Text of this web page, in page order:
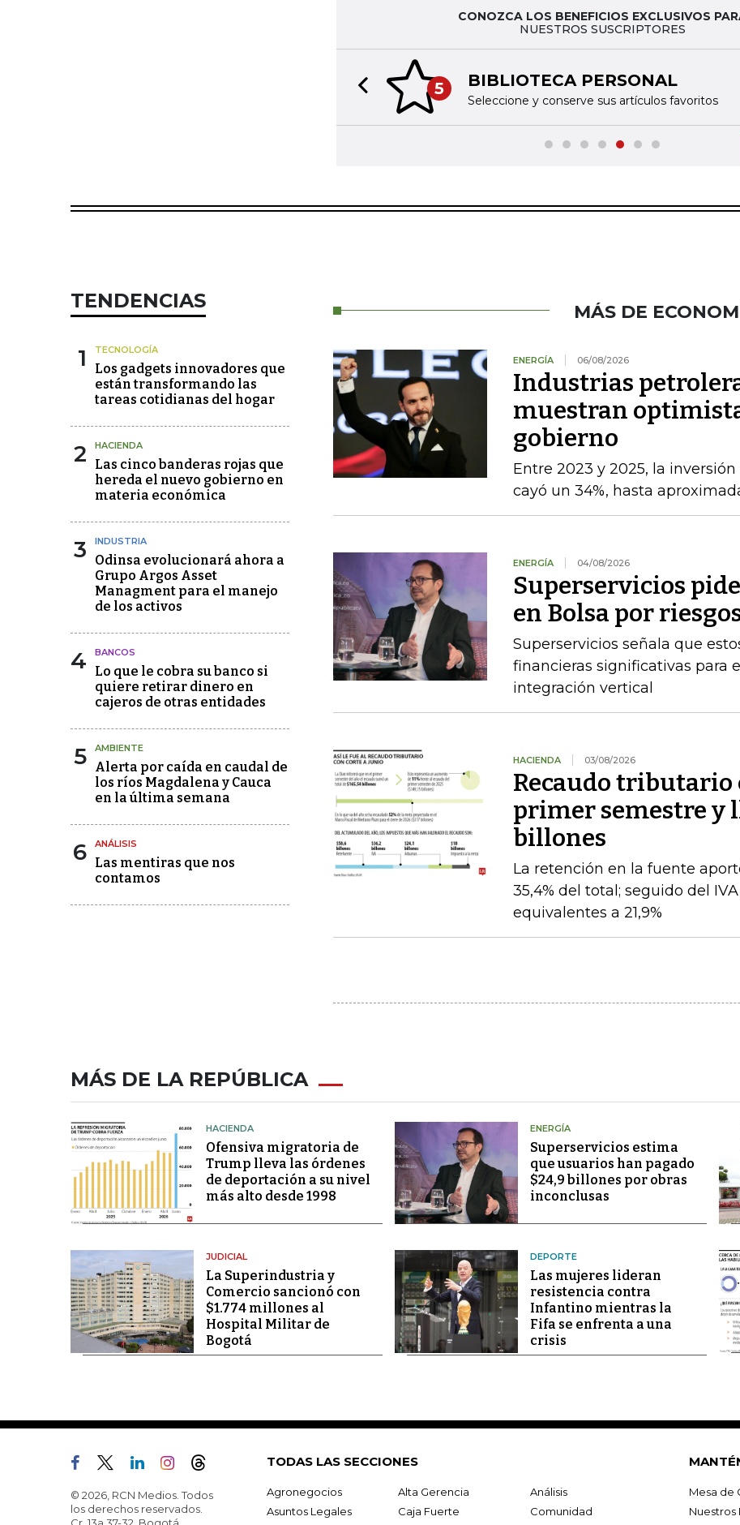
CONOZCA LOS BENEFICIOS EXCLUSIVOS
NUESTROS SUSCRIPTORES
5 BIBLIOTECA PERSONAL
Seleccione y conserve sus artículos favoritos
Previous slide
TENDENCIAS
1 TECNOLOGÍA
Los gadgets innovadores que
están transformando las
tareas cotidianas del hogar
2 HACIENDA
Las cinco banderas rojas que
hereda el nuevo gobierno en
materia económica
3 INDUSTRIA
Odinsa evolucionará ahora a
Grupo Argos Asset
Managment para el manejo
de los activos
4 BANCOS
Lo que le cobra su banco si
quiere retirar dinero en
cajeros de otras entidades
5 AMBIENTE
Alerta por caída en caudal de
los ríos Magdalena y Cauca
en la última semana
6 ANÁLISIS
Las mentiras que nos
contamos
MÁS DE
ENERGÍA 06/08/2026
Industrias
muestran
gobierno
Entre 2023 y 2025, la
cayó un 34%, hasta
ENERGÍA 04/08/2026
Superservicios
en Bolsa por
Superservicios señala que
financieras significativas para
integración vertical
HACIENDA 03/08/2026
Recaudo tributario
primer semestre y
billones
La retención en la fuente
35,4% del total; seguido del
equivalentes a 21,9%
MÁS DE LA REPÚBLICA
HACIENDA
Ofensiva migratoria de
Trump lleva las órdenes
de deportación a su nivel
más alto desde 1998
ENERGÍA
Superservicios estima
que usuarios han pagado
$24,9 billones por obras
inconclusas
JUDICIAL
La Superindustria y
Comercio sancionó con
$1.774 millones al
Hospital Militar de
Bogotá
DEPORTE
Las mujeres lideran
resistencia contra
Infantino mientras la
Fifa se enfrenta a una
crisis
© 2026, RCN Medios. Todos
los derechos reservados.
TODAS LAS SECCIONES
Agronegocios Alta Gerencia
Análisis
Asuntos Legales
Caja Fuerte
Comunidad
Mesa de
Nuestros